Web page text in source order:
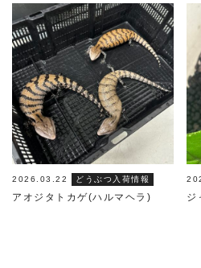
2026.03.22 どうぶつ入荷情報
アオジタトカゲ(ハルマヘラ) ジ